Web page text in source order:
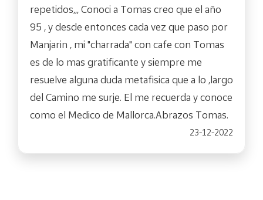
repetidos,,, Conoci a Tomas creo que el año
95 , y desde entonces cada vez que paso por
Manjarin , mi "charrada" con cafe con Tomas
es de lo mas gratificante y siempre me
resuelve alguna duda metafisica que a lo ,largo
del Camino me surje. El me recuerda y conoce
como el Medico de Mallorca.Abrazos Tomas.
23-12-2022